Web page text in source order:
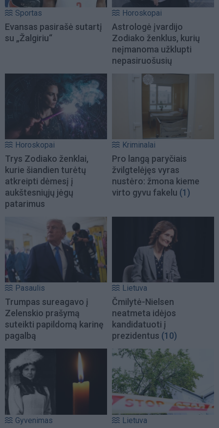
Sportas
Evansas pasirašė sutartį
su „Žalgiriu“
Horoskopai
Astrologė įvardijo
Zodiako ženklus, kurių
neįmanoma užklupti
nepasiruošusių
Horoskopai
Trys Zodiako ženklai,
kurie šiandien turėtų
atkreipti dėmesį į
aukštesniųjų jėgų
patarimus
Kriminalai
Pro langą paryčiais
žvilgtelėjęs vyras
nustėro: žmona kieme
virto gyvu fakelu (1)
Pasaulis
Trumpas sureagavo į
Zelenskio prašymą
suteikti papildomą karinę
pagalbą
Lietuva
Čmilytė-Nielsen
neatmeta idėjos
kandidatuoti į
prezidentus (10)
Gyvenimas Lietuva